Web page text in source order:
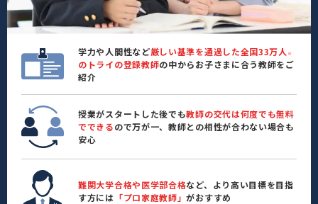
学力や人間性など厳しい基準を通過した全国33万人 ※
のトライの登録教師の中からお子さまに合う教師をご
紹介
授業がスタートした後でも教師の交代は何度でも無料
でできるので万が一、教師との相性が合わない場合も
安心
難関大学合格や医学部合格など、より高い目標を目指
す方には 「プロ家庭教師」がおすすめ